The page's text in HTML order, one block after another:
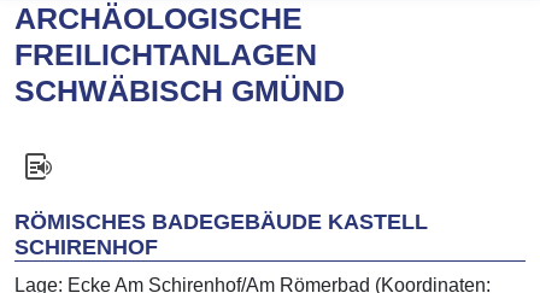
ARCHÄOLOGISCHE
FREILICHTANLAGEN
SCHWÄBISCH GMÜND
RÖMISCHES BADEGEBÄUDE KASTELL
SCHIRENHOF
Lage: Ecke Am Schirenhof/Am Römerbad (Koordinaten: